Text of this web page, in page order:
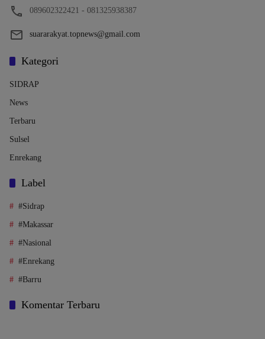
089602322421 - 081325938387
suararakyat.topnews@gmail.com
Kategori
SIDRAP
News
Terbaru
Sulsel
Enrekang
Label
#Sidrap
#Makassar
#Nasional
#Enrekang
#Barru
Komentar Terbaru